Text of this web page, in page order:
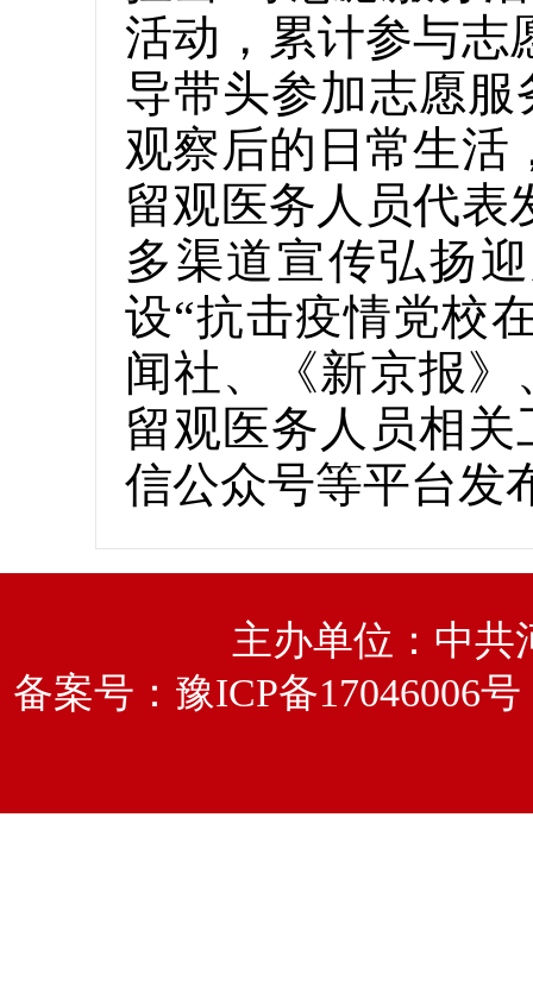
活动，累计参与志
导带头参加志愿
观察后的日常生活
留观医务人员代表
多渠道宣传弘扬
设“抗击疫情党校
闻社、《新京报
留观医务人员相
信公众号等平台发
主办单位：中
备案号： 豫ICP备17046006号